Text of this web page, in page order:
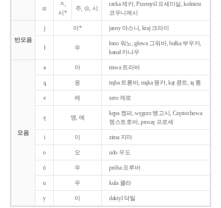
rz
ㅈ,
시*
주, 슈, 시
rzeka 제카, Przemyśl 프셰미실, kołnierz
코우니에시
반모음
j 이* jasny 야스니, kraj 크라이
ł 우
łono 워노, głowa 그워바, bułka 부우카,
kanał 카나우
모음
a 아 trawa 트라바
ą̨ 옹 trąba 트롱바, mąka 몽카, kąt 콩트, tą 통
e 에 zero 제로
ę 엥, 에
kępa 켕파, węgorz 벵고시, Częstochowa
쳉스토호바, proszę 프로셰
i 이 zima 지마
o 오 udo 우도
ó 우 próba 프루바
u 우 kula 쿨라
y 이 daktyl 닥틸